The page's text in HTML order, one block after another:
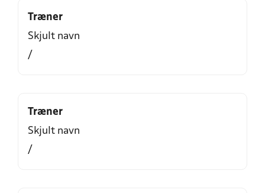
Træner
Skjult navn
/
Træner
Skjult navn
/